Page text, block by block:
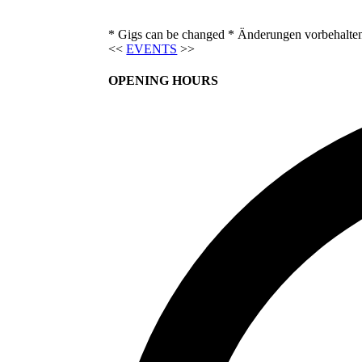
* Gigs can be changed * Änderungen
<<EVENTS >>
OPENING HOURS